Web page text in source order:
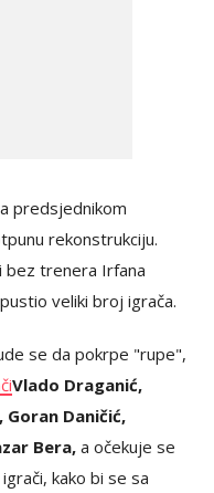
predsjednikom
rekonstrukciju.
bez trenera Irfana
veliki broj igrača.
se da pokrpe "rupe",
Vlado Draganić,
Daničić,
Bera,a očekuje se
kako bi se sa